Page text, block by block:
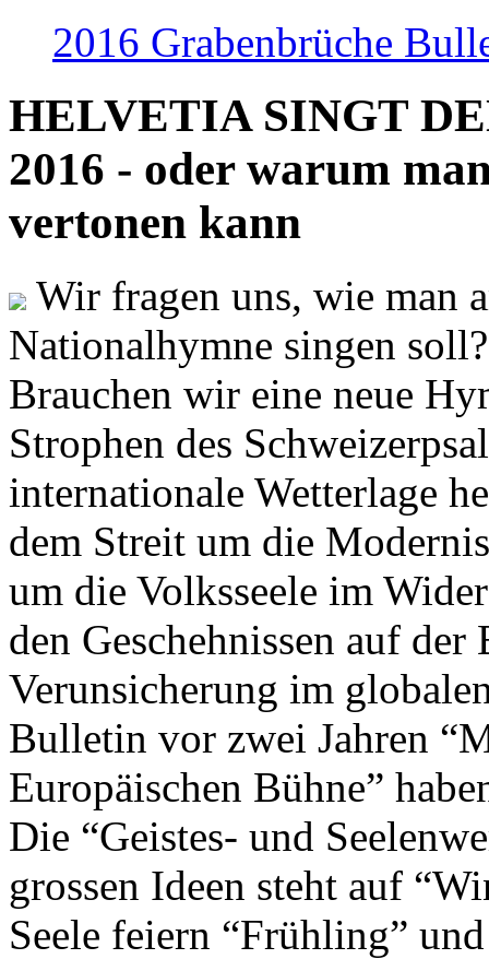
2016 Grabenbrüche
HELVETIA SINGT
2016 - oder warum
vertonen kann
Wir fragen uns, wie man
Nationalhymne singen
Brauchen wir eine neue
Strophen des
internationale Wetterlage
dem Streit um die
um die Volksseele im
den Geschehnissen auf
Verunsicherung im
Bulletin vor zwei Jahren
Europäischen Bühne”
Die “Geistes- und
grossen Ideen steht auf
Seele feiern “Frühling”